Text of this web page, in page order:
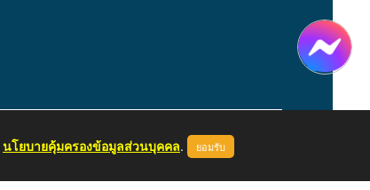
หน้าแรก ผู้ดูแลระบบ
นโยบายคุ้มครองข้อมูลส่วนบุคคล. ยอมรับ